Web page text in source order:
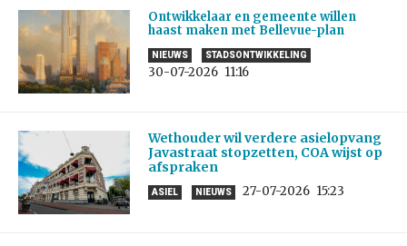
Ontwikkelaar en gemeente willen
haast maken met Bellevue-plan
NIEUWS STADSONTWIKKELING
30-07-2026 11:16
Wethouder wil verdere asielopvang
Javastraat stopzetten, COA wijst op
afspraken
ASIEL NIEUWS 27-07-2026 15:23